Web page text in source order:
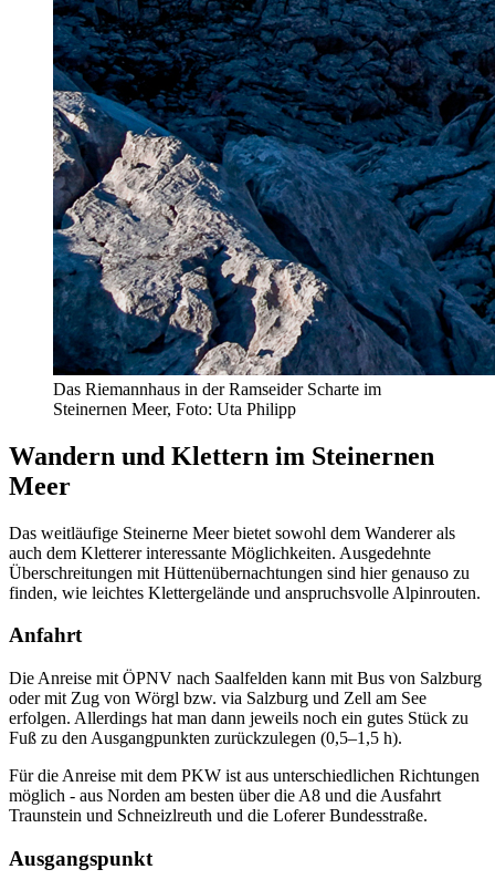
Das Riemannhaus in der Ramseider Scharte im
Steinernen Meer, Foto: Uta Philipp
Wandern und Klettern im Steinernen
Meer
Das weitläufige Steinerne Meer bietet sowohl dem Wanderer als
auch dem Kletterer interessante Möglichkeiten. Ausgedehnte
Überschreitungen mit Hüttenübernachtungen sind hier genauso zu
finden, wie leichtes Klettergelände und anspruchsvolle Alpinrouten.
Anfahrt
Die Anreise mit ÖPNV nach Saalfelden kann mit Bus von Salzburg
oder mit Zug von Wörgl bzw. via Salzburg und Zell am See
erfolgen. Allerdings hat man dann jeweils noch ein gutes Stück zu
Fuß zu den Ausgangpunkten zurückzulegen (0,5–1,5 h).
Für die Anreise mit dem PKW ist aus unterschiedlichen Richtungen
möglich - aus Norden am besten über die A8 und die Ausfahrt
Traunstein und Schneizlreuth und die Loferer Bundesstraße.
Ausgangspunkt